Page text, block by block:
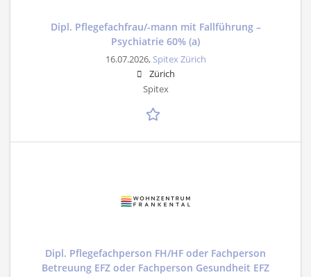
Dipl. Pflegefachfrau/-mann mit Fallführung –
Psychiatrie 60% (a)
16.07.2026, Spitex Zürich
Zürich
Spitex
Dipl. Pflegefachperson FH/HF oder Fachperson
Betreuung EFZ oder Fachperson Gesundheit EFZ